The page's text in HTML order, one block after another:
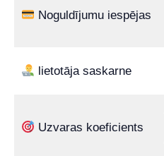
Noguldījumu iespējas
lietotāja saskarne
Uzvaras koeficients